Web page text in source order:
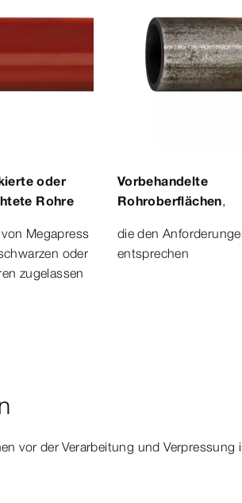
oder
Rohre
Megapress
oder
zugelassen
Vorbehandelte
Rohroberflächen,
die den
entsprechen
vor der Verarbeitung und Verpressung